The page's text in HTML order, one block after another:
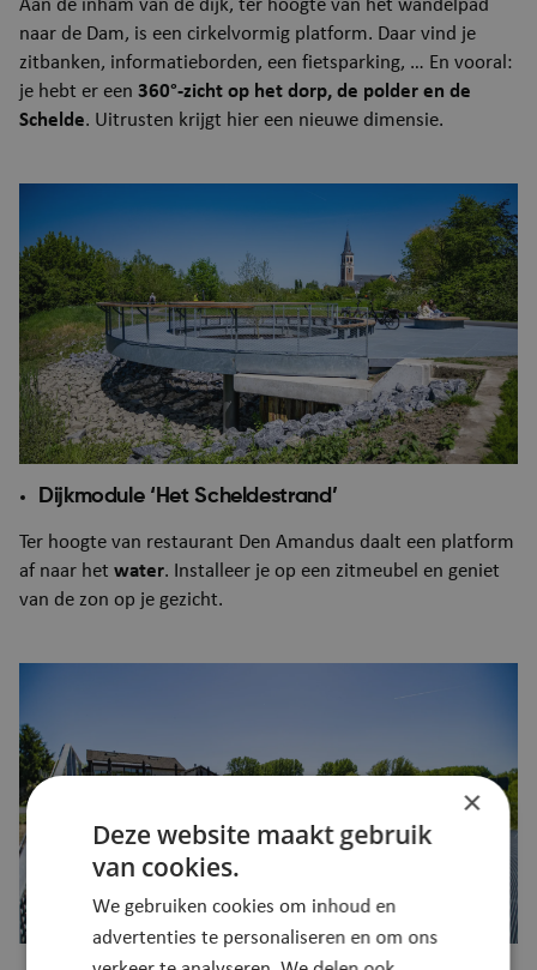
Aan de inham van de dijk, ter hoogte van het wandelpad
naar de Dam, is een cirkelvormig platform. Daar vind je
zitbanken, informatieborden, een fietsparking, … En vooral:
je hebt er een 360°-zicht op het dorp, de polder en de
Schelde. Uitrusten krijgt hier een nieuwe dimensie.
Dijkmodule ‘Het Scheldestrand’
Ter hoogte van restaurant Den Amandus daalt een platform
af naar het water. Installeer je op een zitmeubel en geniet
van de zon op je gezicht.
×
Deze website maakt gebruik
van cookies.
We gebruiken cookies om inhoud en
advertenties te personaliseren en om ons